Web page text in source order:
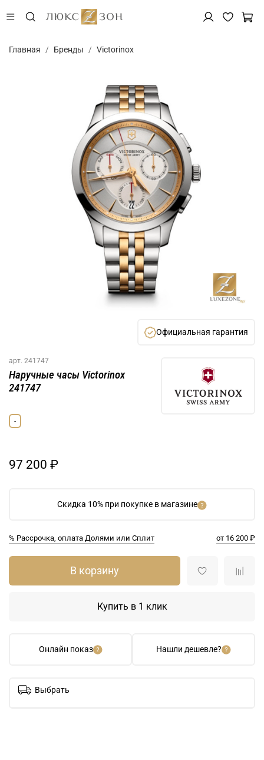
Главная Бренды Victorinox
Официальная гарантия
арт. 241747
Скидка 10% при покупке в магазине
% Рассрочка, оплата Долями или Сплит от 16 200 ₽
Наручные часы Victorinox
241747
-
97 200 ₽
Онлайн показ Нашли дешевле?
В корзину
Купить в 1 клик
Выбрать